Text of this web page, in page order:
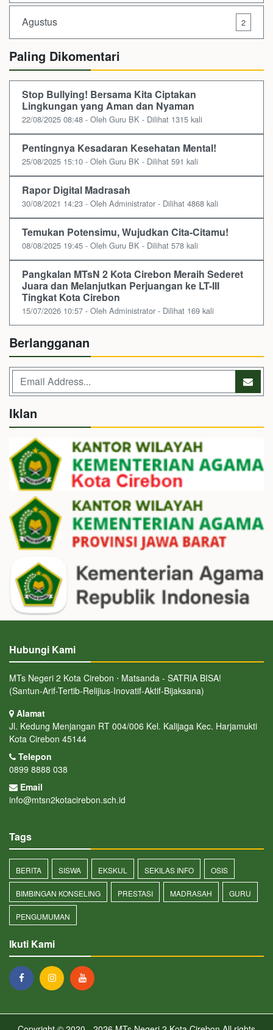
Agustus 2
Paling Dikomentari
Stop Bullying! Bersama Kita Ciptakan
Lingkungan yang Aman dan Nyaman
22/08/2025 08:48 - Oleh Guru BK - Dilihat 1315 kali
Pentingnya Kesadaran Kesehatan Mental!
25/08/2025 15:10 - Oleh Guru BK - Dilihat 591 kali
Rapor Digital Madrasah
30/08/2021 14:23 - Oleh Administrator - Dilihat 4868 kali
Temukan Potensimu, Wujudkan Cita-Citamu!
08/08/2025 19:45 - Oleh Guru BK - Dilihat 578 kali
Pangkalan MTsN 2 Kota Cirebon Meraih Sederet
Juara dan Melanjutkan Perjuangan ke LT-III
Tingkat Kota Cirebon
15/07/2026 10:57 - Oleh Administrator - Dilihat 169 kali
Berlangganan
Iklan
Hubungi Kami
MTs Negeri 2 Kota Cirebon ⋅ Matsanda - SATRIA BISA!
(Santun-Arif-Tertib-Relijius-Inovatif-Aktif-Bijaksana)
Alamat
Jl. Kedung Menjangan RT 004/006 Kel. Kalijaga Kec. Harjamukti
Kota Cirebon 45144
Telepon
0899 8888 038
Email
info@mtsn2kotacirebon.sch.id
Tags
BERITA SISWA EKSKUL SEKILAS INFO OSIS
BIMBINGAN KONSELING PRESTASI MADRASAH GURU
PENGUMUMAN
Ikuti Kami